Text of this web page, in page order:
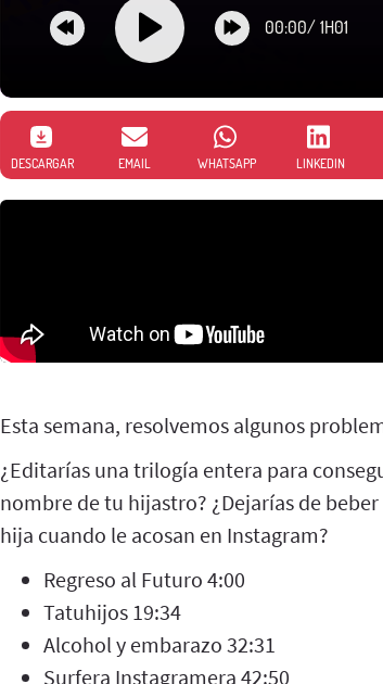
00:00/ 1H01
DESCARGAR EMAIL WHATSAPP LINKEDIN
Esta semana, resolvemos algunos
¿Editarías una trilogía entera para
nombre de tu hijastro? ¿Dejarías de
hija cuando le acosan en Instagram?
Regreso al Futuro 4:00
Tatuhijos 19:34
Alcohol y embarazo 32:31
Surfera Instagramera 42:50